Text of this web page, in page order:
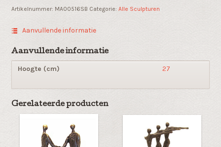
"Ontspannen
gedane
van
kunsthars
aantal
Artikelnummer: MA00516SB Categorie: Alle Sculpturen
Aanvullende informatie
Aanvullende informatie
Hoogte (cm) 27
Gerelateerde producten